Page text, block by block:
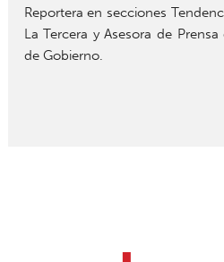
Reportera en secciones
La Tercera y Asesora de
de Gobierno.